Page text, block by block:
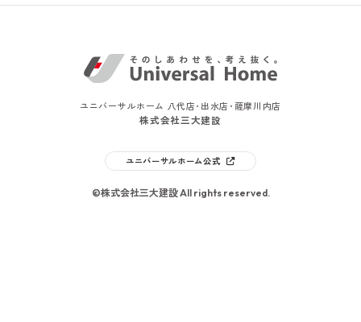
ユニバーサルホーム 八代店･出水店･薩摩川内店
株式会社三大建設
ユニバーサルホーム公式
©株式会社三大建設 All rights reserved.